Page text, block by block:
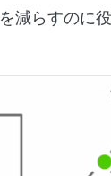
を減らすのに